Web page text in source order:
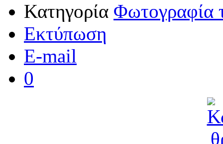
Κατηγορία Φωτογραφία
Εκτύπωση
E-mail
0